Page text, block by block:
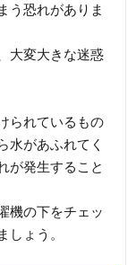
う恐れがありま
大変大きな迷惑
られているもの
水があふれてく
が発生すること
機の下をチェッ
しょう。